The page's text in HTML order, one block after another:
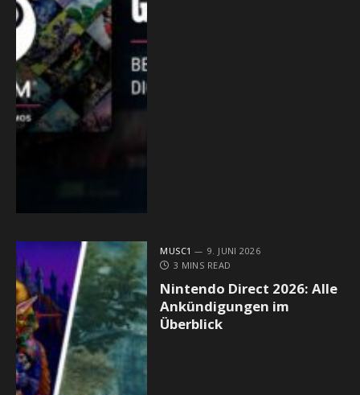
MUSC1
9. JUNI 2026
3 MINS READ
Nintendo Direct 2026: Alle
Ankündigungen im
Überblick